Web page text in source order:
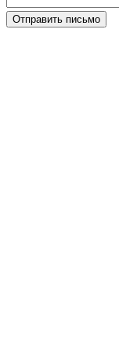
Отправить письмо